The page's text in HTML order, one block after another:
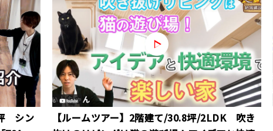
シン
【ルームツアー】2階建て/30.8坪/2LDK 吹き